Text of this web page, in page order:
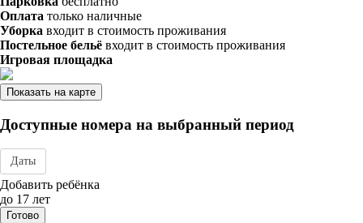
Оплата только наличные
Уборка входит в стоимость проживания
Постельное бельё входит в стоимость проживания
Игровая площадка
Показать на карте
Доступные номера на выбранный период
Даты
Дата заезда - отъезда
Добавить ребёнка
до 17 лет
Готово